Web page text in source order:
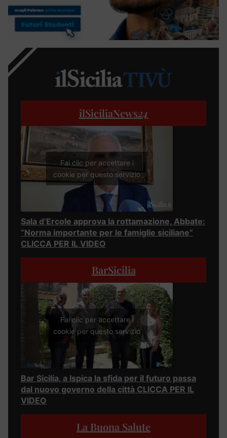
ilSiciliaNews24
Fai clic per accettare i
cookie per questo servizio
Sala d’Ercole approva la rottamazione, Abbate:
“Norma importante per le famiglie siciliane”
CLICCA PER IL VIDEO
BarSicilia
Fai clic per accettare i
cookie per questo servizio
Bar Sicilia, a Ispica la sfida per il futuro passa
dal nuovo governo della città CLICCA PER IL
VIDEO
La Buona Salute